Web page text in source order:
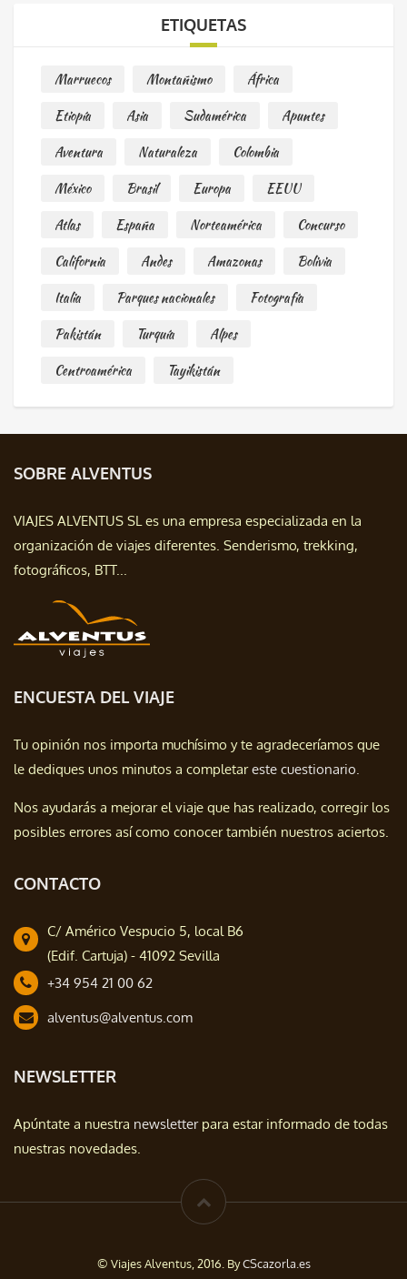
ETIQUETAS
Marruecos Montañismo
África
Etiopía
Asia Sudamérica
Apuntes
Aventura
Naturaleza
Colombia
México
Brasil Europa
EEUU
Atlas
España Norteamérica
Concurso
California
Andes Amazonas
Bolivia
Italia
Parques nacionales
Fotografía
Pakistán
Turquía
Alpes
Centroamérica
Tayikistán
SOBRE ALVENTUS
VIAJES ALVENTUS SL es una empresa especializada en la
organización de viajes diferentes. Senderismo, trekking,
fotográficos, BTT...
ENCUESTA DEL VIAJE
Tu opinión nos importa muchísimo y te agradeceríamos que
le dediques unos minutos a completareste cuestionario.
Nos ayudarás a mejorar el viaje que has realizado, corregir los
posibles errores así como conocer también nuestros aciertos.
CONTACTO
C/ Américo Vespucio 5, local B6
(Edif. Cartuja) - 41092 Sevilla
+34 954 21 00 62
alventus@alventus.com
NEWSLETTER
Apúntate a nuestra newsletterpara estar informado de todas
nuestras novedades.
© Viajes Alventus, 2016. ByCScazorla.es